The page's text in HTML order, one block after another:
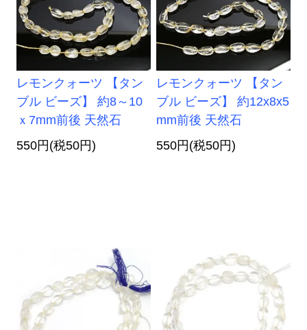
レモンクォーツ 【タン
ブル ビーズ】 約8～10
ｘ7mm前後 天然石
550円(税50円)
レモンクォーツ 【タン
ブル ビーズ】 約12x8x5
mm前後 天然石
550円(税50円)